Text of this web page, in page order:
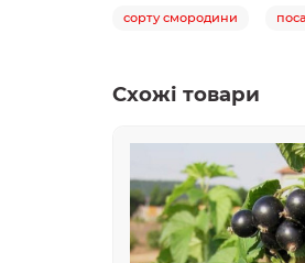
сорту смородини
Схожі товари